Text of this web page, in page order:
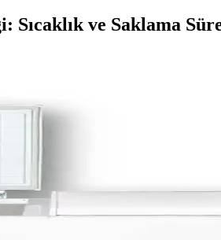
Sıcaklık ve Saklama